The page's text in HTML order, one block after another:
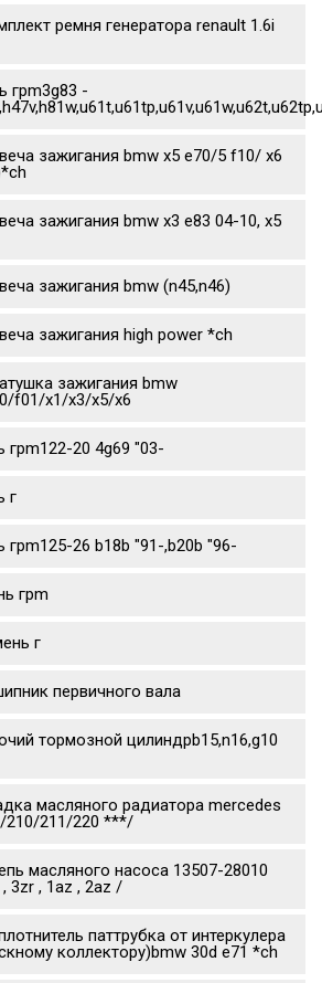
ремня генератора renault 1.6i
грm3g83 -
зажигания bmw x5 e70/5 f10/ x6
зажигания bmw x3 e83 04-10, x5
зажигания bmw (n45,n46)
зажигания high power *ch
зажигания bmw
f01/x1/x3/x5/x6
грm122-20 4g69 "03-
г
грm125-26 b18b "91-,b20b "96-
грm
г
первичного вала
тормозной цилиндрb15,n16,g10
масляного радиатора mercedes
210/211/220 ***/
масляного насоса 13507-28010
3zr , 1az , 2az /
паттрубка от интеркулера
коллектору)bmw 30d e71 *ch